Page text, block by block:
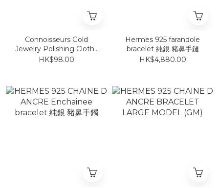
Connoisseurs Gold
Jewelry Polishing Cloth~
925/750/950等等均可使用
HK$98.00
Hermes 925 farandole
bracelet 純銀 豬鼻手鏈
HK$4,880.00